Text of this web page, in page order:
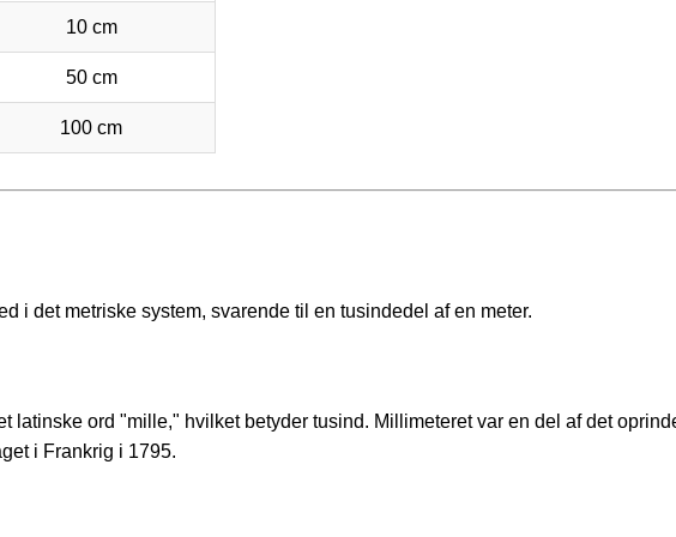
10 cm
50 cm
100 cm
i det metriske system, svarende til en tusindedel af en meter.
latinske ord "mille," hvilket betyder tusind. Millimeteret var en del af det
i Frankrig i 1795.